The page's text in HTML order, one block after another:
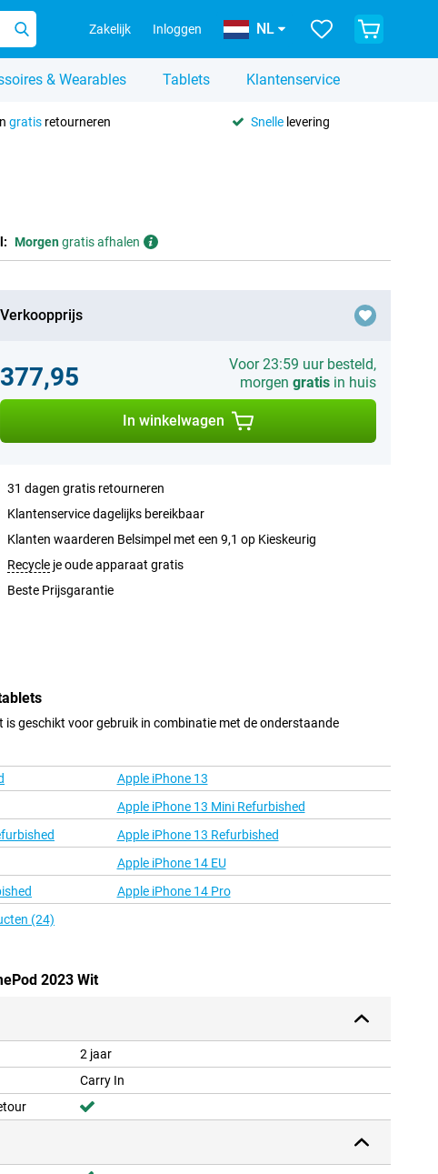
Zakelijk Inloggen NL
& Wearables Tablets Klantenservice
gratisretourneren Snellelevering
Morgengratis afhalen
Verkoopprijs
377,95
Voor 23:59 uur besteld,
morgen gratisin huis
In winkelwagen
31 dagen gratis retourneren
Klantenservice dagelijks bereikbaar
Klanten waarderen Belsimpel met een 9,1 op Kieskeurig
Recycleje oude apparaat gratis
Beste Prijsgarantie
is geschikt voor gebruik in combinatie met de onderstaande
Apple iPhone 13
Apple iPhone 13 Mini Refurbished
Apple iPhone 13 Refurbished
Apple iPhone 14 EU
Apple iPhone 14 Pro
(24)
2023 Wit
2 jaar
Carry In